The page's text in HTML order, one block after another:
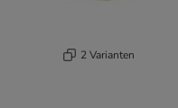
2 Varianten